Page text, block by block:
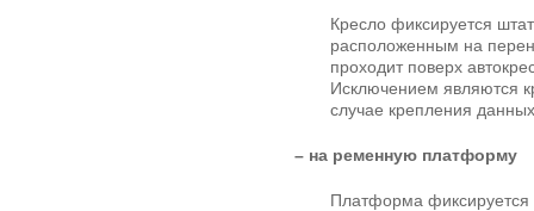
Кресло фиксируется
расположенным на
проходит поверх
Исключением являются
случае крепления
– на ременную платформу
Платформа фиксируется